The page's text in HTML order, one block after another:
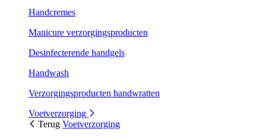
Handcremes
Manicure verzorgingsproducten
Desinfecterende handgels
Handwash
Verzorgingsproducten handwratten
Voetverzorging
Terug Voetverzorging